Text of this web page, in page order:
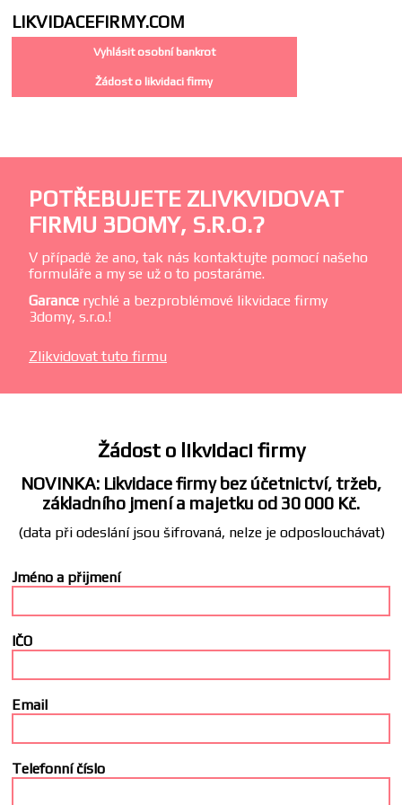
LIKVIDACEFIRMY.COM
Vyhlásit osobní bankrot
Žádost o likvidaci firmy
POTŘEBUJETE ZLIVKVIDOVAT
FIRMU 3DOMY, S.R.O.?
V případě že ano, tak nás kontaktujte pomocí našeho
formuláře a my se už o to postaráme.
Garance rychlé a bezproblémové likvidace firmy
3domy, s.r.o.!
Zlikvidovat tuto firmu
Žádost o likvidaci firmy
NOVINKA: Likvidace firmy bez účetnictví, tržeb,
základního jmení a majetku od 30 000 Kč.
(data při odeslání jsou šifrovaná, nelze je odposlouchávat)
Jméno a přijmení
IČO
Email
Telefonní číslo